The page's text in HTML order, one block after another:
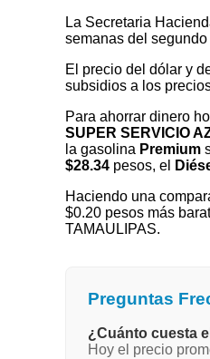
La Secretaria
semanas del
El precio del dólar y
subsidios a los
Para ahorrar dinero
SUPER SERVICIO
la gasolina Premium
$28.34 pesos, el
Haciendo una
$0.20 pesos más
TAMAULIPAS.
Preguntas
¿Cuánto cuesta
Hoy el precio